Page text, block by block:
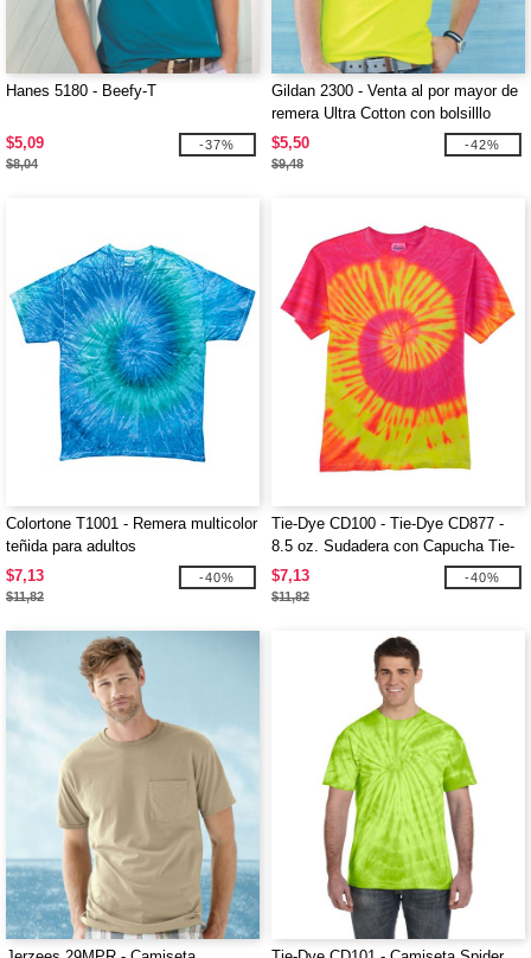
Hanes 5180 - Beefy-T
$5,09
$8,04
-37%
Gildan 2300 - Venta al por mayor de
remera Ultra Cotton con bolsilllo
$5,50
$9,48
-42%
Colortone T1001 - Remera multicolor
teñida para adultos
$7,13
$11,82
-40%
Tie-Dye CD100 - Tie-Dye CD877 -
8.5 oz. Sudadera con Capucha Tie-
Dyed
$7,13
$11,82
-40%